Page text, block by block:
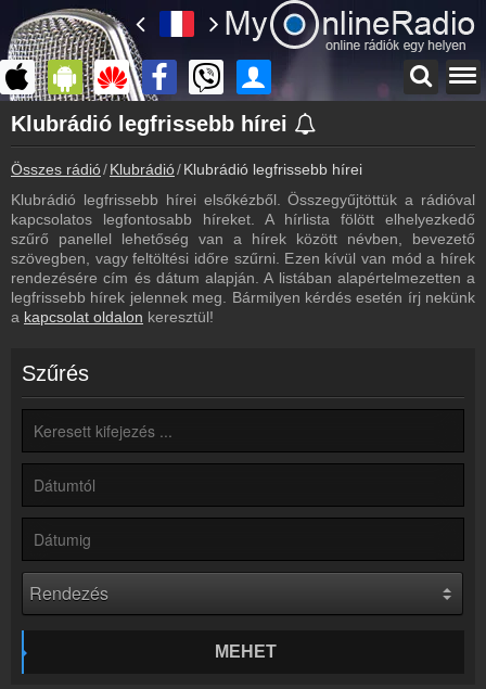
Főoldal
myonlineradio.hu
Klubrádió
Vissza a Klubrádió oldalára
Bejelentkezés
Hozz létre saját fiókot!
Archívum
Klubrádió korábbi adásai
Webkamera
Kapcsolat
Partnerek
Rádió beágyazás
Ágyazd be weboldaladba
Klubrádió legfrissebb hírei
Összes rádió Klubrádió Klubrádió legfrissebb hírei
Klubrádió legfrissebb hírei elsőkézből. Összegyűjtöttük a rádióval
kapcsolatos legfontosabb híreket. A hírlista fölött elhelyezkedő
szűrő panellel lehetőség van a hírek között névben, bevezető
szövegben, vagy feltöltési időre szűrni. Ezen kívül van mód a hírek
rendezésére cím és dátum alapján. A listában alapértelmezetten a
legfrissebb hírek jelennek meg. Bármilyen kérdés esetén írj nekünk
a kapcsolat oldalon keresztül!
Szűrés
MEHET